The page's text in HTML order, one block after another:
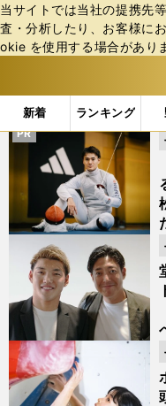
当サイトでは当社の提携先
査・分析したり、お客様に
okie を使⽤する場合があり
新着 ランキング
b
ス
ポ
テ
ー
バ
「野中生萌」の検
PR